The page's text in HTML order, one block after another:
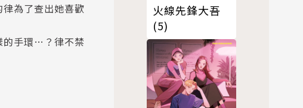
為了查出她喜歡
的手環…？律不禁
火線先鋒大吾
(5)